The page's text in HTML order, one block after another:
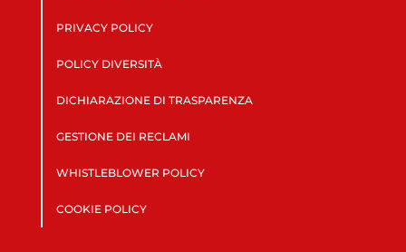
PRIVACY POLICY
POLICY DIVERSITÀ
DICHIARAZIONE DI TRASPARENZA
GESTIONE DEI RECLAMI
WHISTLEBLOWER POLICY
COOKIE POLICY